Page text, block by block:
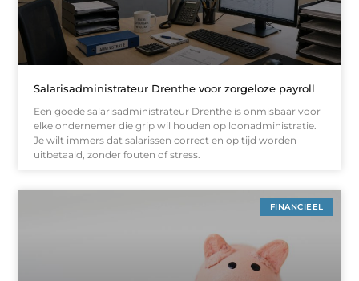
Salarisadministrateur Drenthe voor zorgeloze payroll
Een goede salarisadministrateur Drenthe is onmisbaar voor
elke ondernemer die grip wil houden op loonadministratie.
Je wilt immers dat salarissen correct en op tijd worden
uitbetaald, zonder fouten of stress.
FINANCIEEL